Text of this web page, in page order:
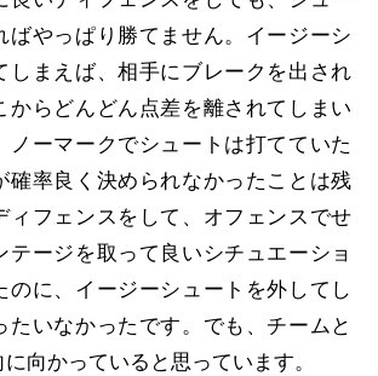
ばやっぱり勝てません。イージーシ
しまえば、相手にブレークを出され
からどんどん点差を離されてしまい
ノーマークでシュートは打てていた
確率良く決められなかったことは残
ィフェンスをして、オフェンスでせ
テージを取って良いシチュエーショ
のに、イージーシュートを外してし
たいなかったです。でも、チームと
向かっていると思っています。